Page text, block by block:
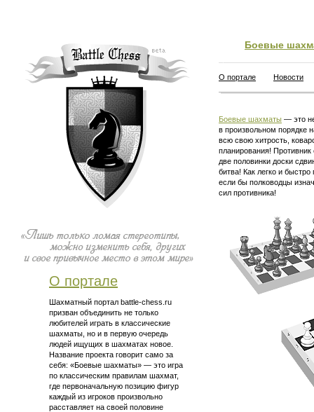
О портале
Шахматный портал battle-chess.ru
призван объединить не только
любителей играть в классические
шахматы, но и в первую очередь
людей ищущих в шахматах новое.
Название проекта говорит само за
себя: «Боевые шахматы» — это игра
по классическим правилам шахмат,
где первоначальную позицию фигур
каждый из игроков произвольно
расставляет на своей половине
Боевые
О портале Новости
Боевые шахматы — это
в произвольном порядке
всю свою хитрость,
планирования!
две половинки доски
битва! Как легко и
если бы полководцы
сил противника!